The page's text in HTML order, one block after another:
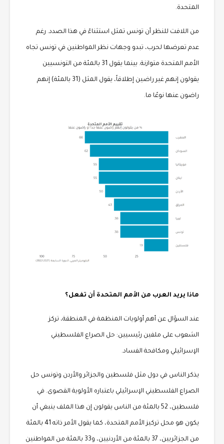
المتحدة.
من اللافت للنظر أن تونس تمثل استثناءً في هذا الصدد. رغم
عدم تعرضها لحرب، تبدو وجهات نظر المواطنين في تونس تجاه
الأمم المتحدة متوازنة. بينما يقول 31 بالمئة من التونسيين
يقولون إنهم غير راضين إطلاقاً، يقول المثل (31 بالمئة) إنهم
راضون عنها نوعًا ما.
ماذا يريد العرب من الأمم المتحدة أن تفعل؟
عند السؤال عن أهم أولويات المنظمة في المنطقة، تركز
الشعوب على ملفين رئيسيين: حل الصراع الفلسطيني
الإسرائيلي ومكافحة الفساد.
يذكر الناس في دول مثل فلسطين والجزائر والأردن وتونس حل
الصراع الفلسطيني الإسرائيلي باعتباره الأولوية القصوى. في
فلسطين، 52 بالمئة من الناس يقولون إن هذا الملف ينبغي أن
يكون هو محل تركيز الأمم المتحدة، كما يقول الأمر ذاته 41 بالمئة
من الجزائريين، 37 بالمئة من الأردنيين، و33 بالمئة من المواطنين